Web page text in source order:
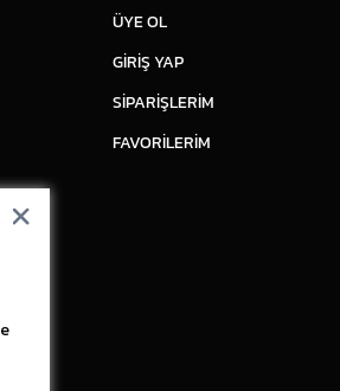
ÜYE OL
GİRİŞ YAP
SİPARİŞLERİM
FAVORİLERİM